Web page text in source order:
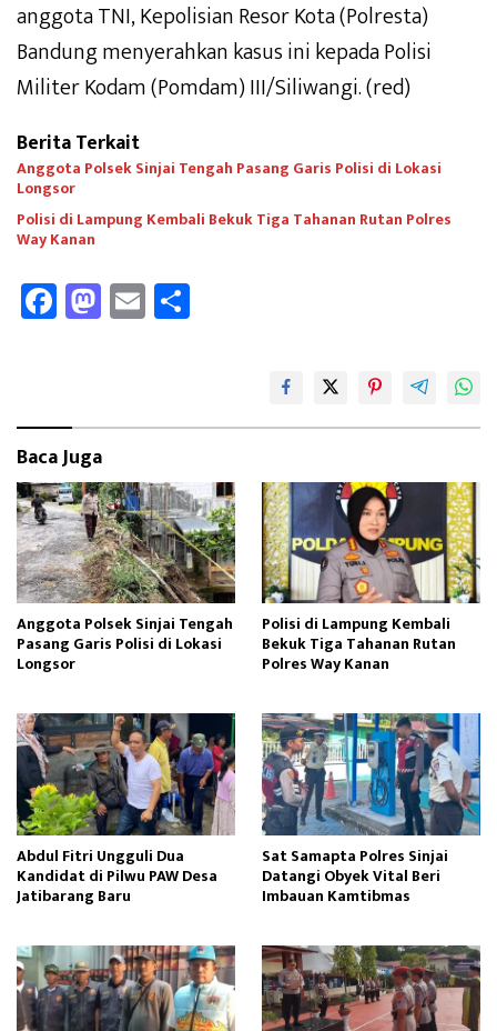
anggota TNI, Kepolisian Resor Kota (Polresta)
Bandung menyerahkan kasus ini kepada Polisi
Militer Kodam (Pomdam) III/Siliwangi. (red)
Berita Terkait
Anggota Polsek Sinjai Tengah Pasang Garis Polisi di Lokasi
Longsor
Polisi di Lampung Kembali Bekuk Tiga Tahanan Rutan Polres
Way Kanan
Fa
ce
k
M
as
o
n
E
m
Baca Juga
Anggota Polsek Sinjai Tengah
Pasang Garis Polisi di Lokasi
Longsor
Polisi di Lampung Kembali
Bekuk Tiga Tahanan Rutan
Polres Way Kanan
Abdul Fitri Ungguli Dua
Kandidat di Pilwu PAW Desa
Jatibarang Baru
Sat Samapta Polres Sinjai
Datangi Obyek Vital Beri
Imbauan Kamtibmas